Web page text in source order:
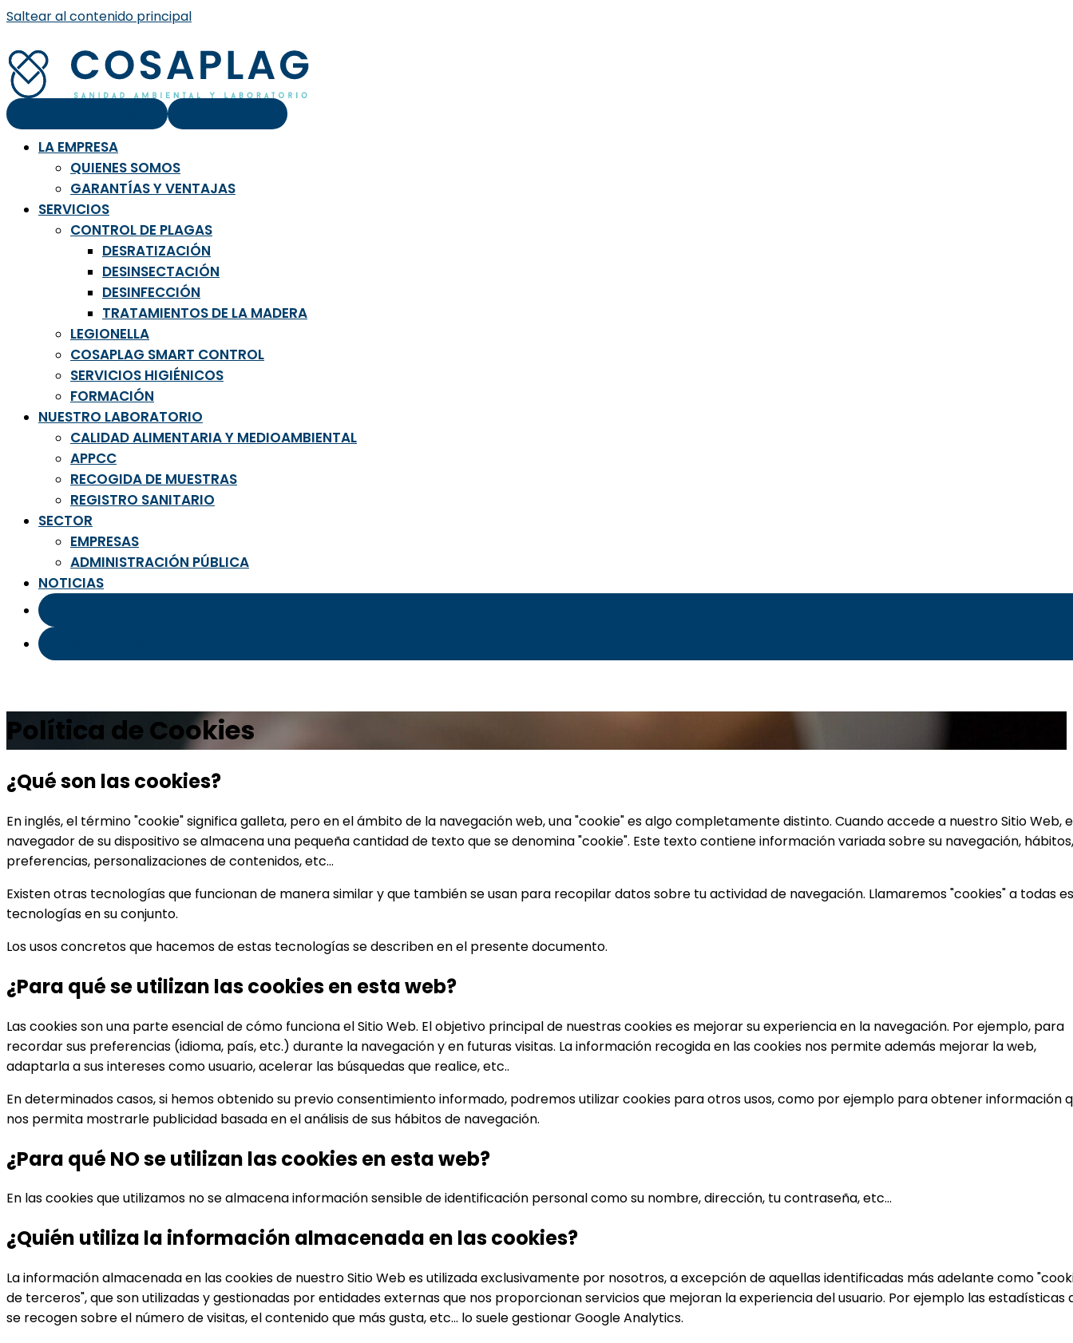
Saltear al contenido principal
LA EMPRESA
QUIENES SOMOS
GARANTÍAS Y VENTAJAS
SERVICIOS
CONTROL DE PLAGAS
DESRATIZACIÓN
DESINSECTACIÓN
DESINFECCIÓN
TRATAMIENTOS DE LA MADERA
LEGIONELLA
COSAPLAG SMART CONTROL
SERVICIOS HIGIÉNICOS
FORMACIÓN
NUESTRO LABORATORIO
CALIDAD ALIMENTARIA Y MEDIOAMBIENTAL
APPCC
RECOGIDA DE MUESTRAS
REGISTRO SANITARIO
SECTOR
EMPRESAS
ADMINISTRACIÓN PÚBLICA
NOTICIAS
Política de Cookies
¿Qué son las cookies?
En inglés, el término "cookie" significa galleta, pero en el ámbito de la navegación web, una "cookie" es algo completamente distinto. Cuando accede a nuestro Sitio Web,
navegador de su dispositivo se almacena una pequeña cantidad de texto que se denomina "cookie". Este texto contiene información variada sobre su navegación, hábitos,
preferencias, personalizaciones de contenidos, etc...
Existen otras tecnologías que funcionan de manera similar y que también se usan para recopilar datos sobre tu actividad de navegación. Llamaremos "cookies" a todas
tecnologías en su conjunto.
Los usos concretos que hacemos de estas tecnologías se describen en el presente documento.
¿Para qué se utilizan las cookies en esta web?
Las cookies son una parte esencial de cómo funciona el Sitio Web. El objetivo principal de nuestras cookies es mejorar su experiencia en la navegación. Por ejemplo, para
recordar sus preferencias (idioma, país, etc.) durante la navegación y en futuras visitas. La información recogida en las cookies nos permite además mejorar la web,
adaptarla a sus intereses como usuario, acelerar las búsquedas que realice, etc..
En determinados casos, si hemos obtenido su previo consentimiento informado, podremos utilizar cookies para otros usos, como por ejemplo para obtener información
nos permita mostrarle publicidad basada en el análisis de sus hábitos de navegación.
¿Para qué NO se utilizan las cookies en esta web?
En las cookies que utilizamos no se almacena información sensible de identificación personal como su nombre, dirección, tu contraseña, etc...
¿Quién utiliza la información almacenada en las cookies?
La información almacenada en las cookies de nuestro Sitio Web es utilizada exclusivamente por nosotros, a excepción de aquellas identificadas más adelante como
de terceros", que son utilizadas y gestionadas por entidades externas que nos proporcionan servicios que mejoran la experiencia del usuario. Por ejemplo las estadísticas
se recogen sobre el número de visitas, el contenido que más gusta, etc... lo suele gestionar Google Analytics.